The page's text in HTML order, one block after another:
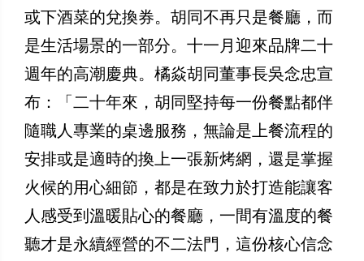
或下酒菜的兌換券。胡同不再只是餐廳，而
是生活場景的一部分。十一月迎來品牌二十
週年的高潮慶典。橘焱胡同董事長吳念忠宣
布：「二十年來，胡同堅持每一份餐點都伴
隨職人專業的桌邊服務，無論是上餐流程的
安排或是適時的換上一張新烤網，還是掌握
火候的用心細節，都是在致力於打造能讓客
人感受到溫暖貼心的餐廳，一間有溫度的餐
聽才是永續經營的不二法門，這份核心信念